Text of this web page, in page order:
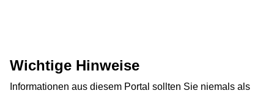
Wichtige Hinweise
Informationen aus diesem Portal sollten Sie niemals als